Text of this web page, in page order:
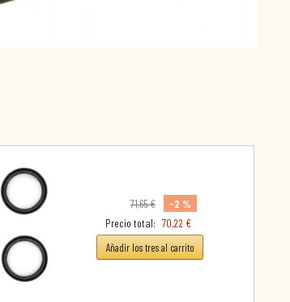
71,65 €
-2 %
Precio total: 70,22 €
Añadir los tres al carrito